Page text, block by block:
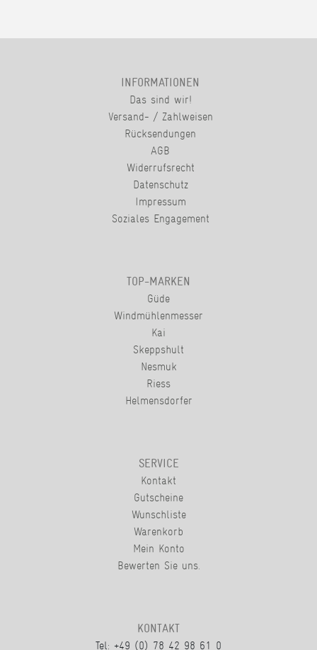
INFORMATIONEN
Das sind wir!
Versand- / Zahlweisen
Rücksendungen
AGB
Widerrufsrecht
Datenschutz
Impressum
Soziales Engagement
TOP-MARKEN
Güde
Windmühlenmesser
Kai
Skeppshult
Nesmuk
Riess
Helmensdorfer
SERVICE
Kontakt
Gutscheine
Wunschliste
Warenkorb
Mein Konto
Bewerten Sie uns.
KONTAKT
Tel: +49 (0) 78 42 98 61 0